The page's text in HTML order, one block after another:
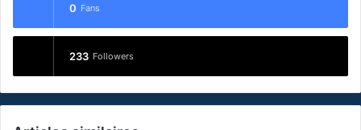
0 Fans
233 Followers